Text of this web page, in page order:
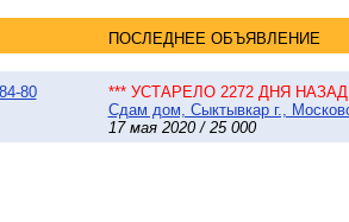
ПОСЛЕДНЕЕ ОБЪЯВЛЕНИЕ
80
*** УСТАРЕЛО 2272 ДНЯ НАЗАД
Сдам дом, Сыктывкар г.,
17 мая 2020 / 25 000